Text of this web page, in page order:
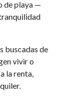
de playa —
buscadas de
vivir o
la renta,